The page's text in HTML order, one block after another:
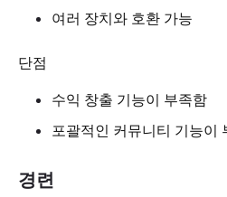
여러 장치와 호환 가능
단점
수익 창출 기능이 부족함
포괄적인 커뮤니티 기능이
경련